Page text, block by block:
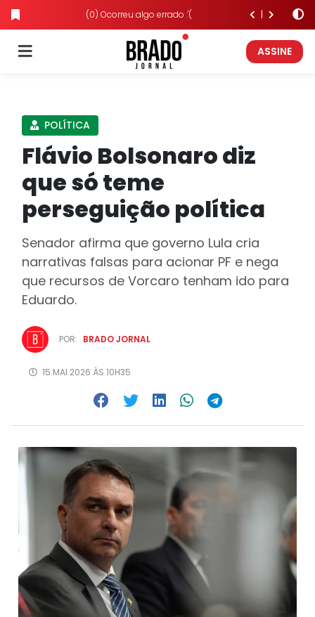
(0) Ocorreu algo errado :'(
ASSINE
POLÍTICA
Flávio Bolsonaro diz
que só teme
perseguição política
Senador afirma que governo Lula cria
narrativas falsas para acionar PF e nega
que recursos de Vorcaro tenham ido para
Eduardo.
POR: BRADO JORNAL
15.MAI.2026 ÀS 10H35